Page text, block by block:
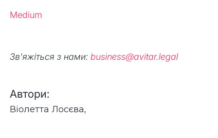
Medium
Зв'яжіться з нами: business@avitar.legal
Автори:
Віолетта Лосєва,